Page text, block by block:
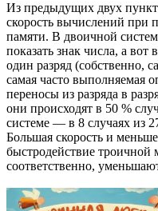
Из предыдущих двух
скорость вычислений при
памяти. В двоичной
показать знак числа, а
один разряд (собственно,
самая часто выполняемая
переносы из разряда в
они происходят в 50 %
системе — в 8 случаях из
Большая скорость и
быстродействие
соответственно,